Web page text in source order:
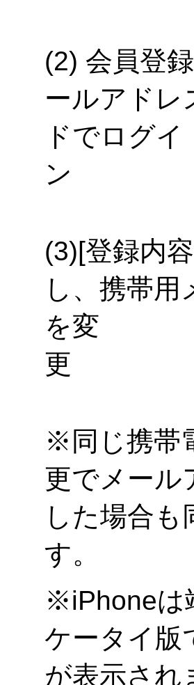
(2) 会員登
ールアドレ
ドでログイ
(3)[登録内
し、携帯用
を変
※同じ携帯
更でメール
した場合も
※iPhoneは
ケータイ版
が表示され